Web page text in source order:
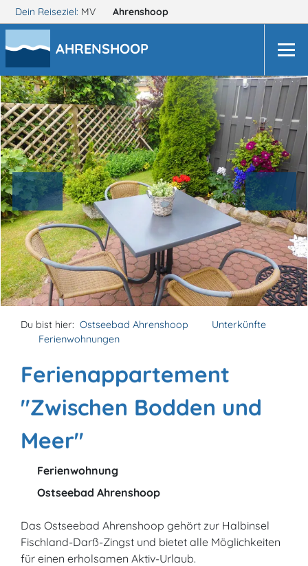
Dein Reiseziel: MV Ahrenshoop
AHRENSHOOP
Du bist hier: Ostseebad Ahrenshoop
Unterkünfte
Ferienwohnungen
Ferienappartement
"Zwischen Bodden und
Meer"
Ferienwohnung
Ostseebad Ahrenshoop
Das Ostseebad Ahrenshoop gehört zur Halbinsel
Fischland-Darß-Zingst und bietet alle Möglichkeiten
für einen erholsamen Aktiv-Urlaub.